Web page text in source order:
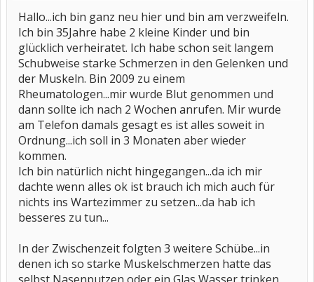
Hallo...ich bin ganz neu hier und bin am verzweifeln.
Ich bin 35Jahre habe 2 kleine Kinder und bin
glücklich verheiratet. Ich habe schon seit langem
Schubweise starke Schmerzen in den Gelenken und
der Muskeln. Bin 2009 zu einem
Rheumatologen...mir wurde Blut genommen und
dann sollte ich nach 2 Wochen anrufen. Mir wurde
am Telefon damals gesagt es ist alles soweit in
Ordnung...ich soll in 3 Monaten aber wieder
kommen.
Ich bin natürlich nicht hingegangen...da ich mir
dachte wenn alles ok ist brauch ich mich auch für
nichts ins Wartezimmer zu setzen...da hab ich
besseres zu tun...
In der Zwischenzeit folgten 3 weitere Schübe...in
denen ich so starke Muskelschmerzen hatte das